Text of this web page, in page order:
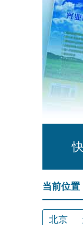
当前位置
北京